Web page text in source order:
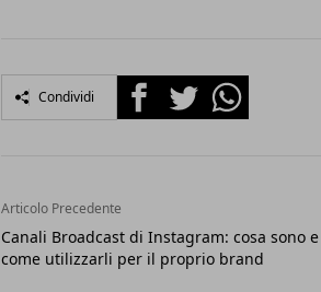
Condividi FacebookTwitterWhatsapp
Articolo Precedente
Canali Broadcast di Instagram: cosa sono e
come utilizzarli per il proprio brand